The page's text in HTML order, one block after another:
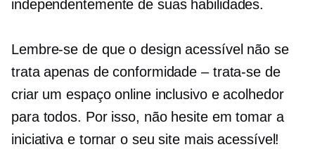
independentemente de suas habilidades.
Lembre-se de que o design acessível não se
trata apenas de conformidade – trata-se de
criar um espaço online inclusivo e acolhedor
para todos. Por isso, não hesite em tomar a
iniciativa e tornar o seu site mais acessível!